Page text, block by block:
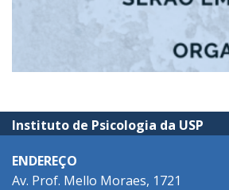
Instituto de Psicologia da USP
ENDEREÇO
Av. Prof. Mello Moraes, 1721